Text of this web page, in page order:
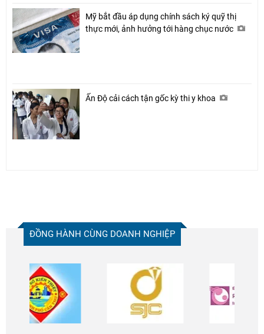
Mỹ bắt đầu áp dụng chính sách ký quỹ thị
thực mới, ảnh hưởng tới hàng chục nước
Ấn Độ cải cách tận gốc kỳ thi y khoa
ĐỒNG HÀNH CÙNG DOANH NGHIỆP